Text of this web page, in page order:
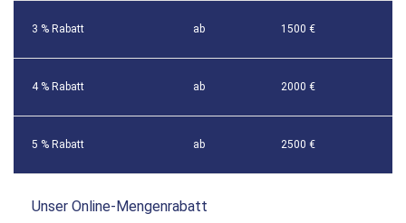
3 % Rabatt ab 1500 €
4 % Rabatt ab 2000 €
5 % Rabatt ab 2500 €
Unser Online-Mengenrabatt